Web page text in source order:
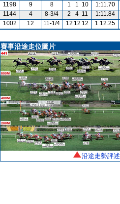
1198 9 8 1 1 10 1:11.70
1144 4 8-3/4 2 4 11 1:11.84
1002 12 11-1/4 12 12 12 1:12.25
賽事沿途走位圖片
沿途走勢評述